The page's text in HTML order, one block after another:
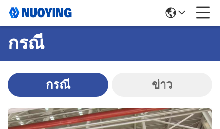
กรณี
กรณี ข่าว